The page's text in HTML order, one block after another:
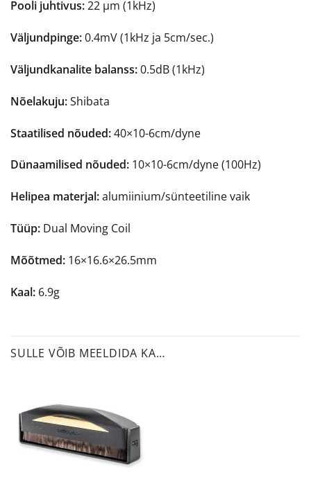
Pooli juhtivus:22 µm (1kHz)
Väljundpinge:0.4mV (1kHz ja 5cm/sec.)
Väljundkanalite balanss:0.5dB (1kHz)
Nõelakuju:Shibata
Staatilised nõuded:40×10-6cm/dyne
Dünaamilised nõuded: 10×10-6cm/dyne (100Hz)
Helipea materjal:alumiinium/sünteetiline vaik
Tüüp: Dual Moving Coil
Mõõtmed: 16×16.6×26.5mm
Kaal: 6.9g
SULLE VÕIB MEELDIDA KA…